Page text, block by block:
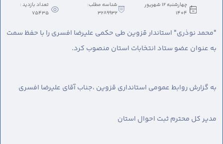
چهارشنبه 12 شهریور
1404
شناسه مطلب:
3289932
تعداد بازدید :
75435
"محمد نوذری" استاندار قزوین طی حکمی علیرضا افسری را با حفظ سمت
به عنوان عضو ستاد انتخابات استان منصوب کرد.
به گزارش روابط عمومی استانداری قزوین ،جناب آقای علیرضا افسری
مدیر کل محترم ثبت احوال استان